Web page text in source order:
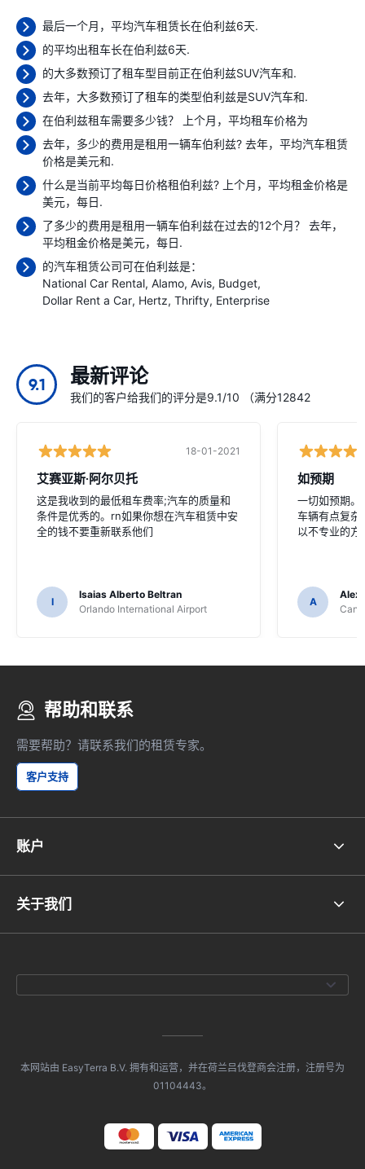
最后一个月，平均汽车租赁长在伯利兹6天.
的平均出租车长在伯利兹6天.
的大多数预订了租车型目前正在伯利兹SUV汽车和.
去年，大多数预订了租车的类型伯利兹是SUV汽车和.
在伯利兹租车需要多少钱？ 上个月，平均租车价格为
去年，多少的费用是租用一辆车伯利兹? 去年，平均汽车租赁
价格是美元和.
什么是当前平均每日价格租伯利兹? 上个月，平均租金价格是
美元，每日.
了多少的费用是租用一辆车伯利兹在过去的12个月？ 去年，
平均租金价格是美元，每日.
的汽车租赁公司可在伯利兹是：
National Car Rental Alamo Avis Budget
Dollar Rent a Car Hertz Thrifty Enterprise
9.1 最新评论
我们的客户给我们的评分是9.1/10 （满分12842
18-01-2021
艾赛亚斯·阿尔贝托
这是我收到的最低租车费率;汽车的质量和
条件是优秀的。rn如果你想在汽车租赁中安
全的钱不要重新联系他们
I
Isaias Alberto Beltran
Orlando International Airport
如预期
一切如预期
车辆有点复杂
以不专业的方
A
Alex
帮助和联系
需要帮助？请联系我们的租赁专家。
客户支持
账户
关于我们
本网站由 EasyTerra B.V. 拥有和运营，并在荷兰吕伐登商会注册，注册号为
01104443。